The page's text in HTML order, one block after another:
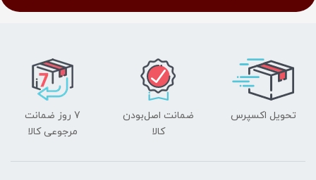
تحویل اکسپرس
ضمانت اصل‌بودن
کالا
7 روز ضمانت
مرجوعی کالا